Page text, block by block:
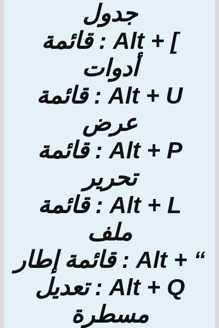
جدول
] + Alt : قائمة
أدوات
Alt + U : قائمة
عرض
Alt + P : قائمة
تحرير
Alt + L : قائمة
ملف
“ + Alt : قائمة إطار
Alt + Q : تعديل
مسطرة